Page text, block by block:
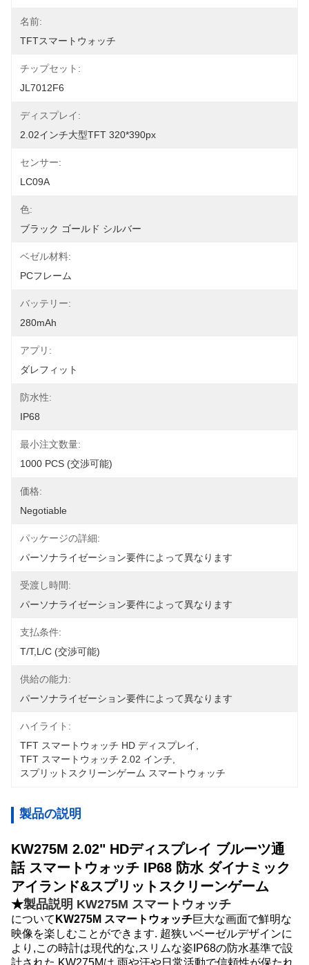
名前:
TFTスマートウォッチ
チップセット:
JL7012F6
ディスプレイ:
2.02インチ大型TFT 320*390px
センサー:
LC09A
色:
ブラック ゴールド シルバー
ベゼル材料:
PCフレーム
バッテリー:
280mAh
アプリ:
ダレフィット
防水性:
IP68
最小注文数量:
1000 PCS (交渉可能)
価格:
Negotiable
パッケージの詳細:
パーソナライゼーション要件によって異なります
受渡し時間:
パーソナライゼーション要件によって異なります
支払条件:
T/T,L/C (交渉可能)
供給の能力:
パーソナライゼーション要件によって異なります
ハイライト:
TFT スマートウォッチ HD ディスプレイ
TFT スマートウォッチ 2.02 インチ
スプリットスクリーンゲーム スマートウォッチ
製品の説明
KW275M 2.02" HDディスプレイ ブルーツ通
話 スマートウォッチ IP68 防水 ダイナミック
アイランド&スプリットスクリーンゲーム
★製品説明 KW275M スマートウォッチ
について KW275M スマートウォッチ巨大な画面で鮮明な
映像を楽しむことができます. 超狭いベーゼルデザインに
より,この時計は現代的な,スリムな姿IP68の防水基準で設
計された KW275Mは 雨や汗や日常活動で信頼性が保たれ